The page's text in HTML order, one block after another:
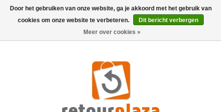
Door het gebruiken van onze website, ga je akkoord met het gebruik van
cookies om onze website te verbeteren.
Dit bericht verbergen
Meer over cookies »